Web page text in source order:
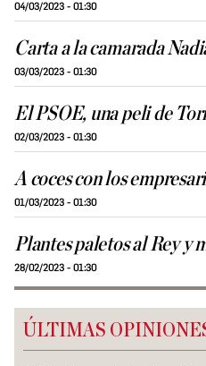
04/03/2023 - 01:30
Carta a la camarada
03/03/2023 - 01:30
El PSOE, una peli de
02/03/2023 - 01:30
A coces con los
01/03/2023 - 01:30
Plantes paletos al Rey y
28/02/2023 - 01:30
ÚLTIMAS